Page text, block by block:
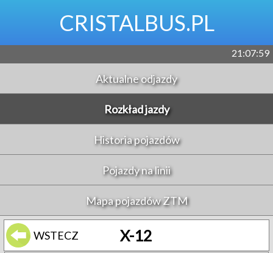
CRISTALBUS.PL
21:07:59
Aktualne odjazdy
Rozkład jazdy
Historia pojazdów
Pojazdy na linii
Mapa pojazdów ZTM
WSTECZ X-12